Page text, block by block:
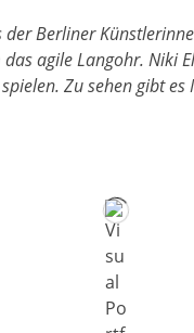
Berliner
agile Langohr. Niki
Zu sehen gibt